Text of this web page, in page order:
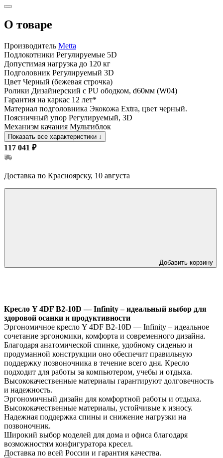
О товаре
Производитель Metta
Подлокотники Регулируемые 5D
Допустимая нагрузка до 120 кг
Подголовник Регулируемый 3D
Цвет Черный (бежевая строчка)
Ролики Дизайнерский с PU ободком, d60мм (W04)
Гарантия на каркас 12 лет*
Материал подголовника Экокожа Extra, цвет черный.
Поясничный упор Регулируемый, 3D
Механизм качания Мультиблок
Показать все характеристики ↓
117 041 ₽
Доставка по Красноярску, 10 августа
Добавить корзину
Кресло Y 4DF B2-10D — Infinity – идеальный выбор для
здоровой осанки и продуктивности
Эргономичное кресло Y 4DF B2-10D — Infinity – идеальное
сочетание эргономики, комфорта и современного дизайна.
Благодаря анатомической спинке, удобному сиденью и
продуманной конструкции оно обеспечит правильную
поддержку позвоночника в течение всего дня. Кресло
подходит для работы за компьютером, учебы и отдыха.
Высококачественные материалы гарантируют долговечность
и надежность.
Эргономичный дизайн для комфортной работы и отдыха.
Высококачественные материалы, устойчивые к износу.
Надежная поддержка спины и снижение нагрузки на
позвоночник.
Широкий выбор моделей для дома и офиса благодаря
возможностям конфигуратора кресел.
Доставка по всей России и гарантия качества.